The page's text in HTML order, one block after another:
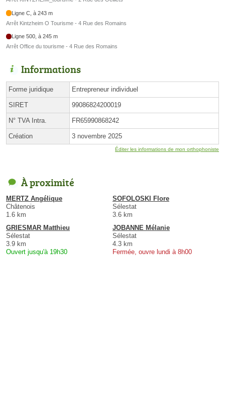
Ligne C, à 243 m
Arrêt Kintzheim O Tourisme - 4 Rue des Romains
Ligne 500, à 245 m
Arrêt Office du tourisme - 4 Rue des Romains
Informations
Forme juridique Entrepreneur individuel
SIRET 99086824200019
N° TVA Intra. FR65990868242
Création 3 novembre 2025
Éditer les informations de mon orthophoniste
À proximité
MERTZ Angélique
Châtenois
1.6 km
SOFOLOSKI Flore
Sélestat
3.6 km
GRIESMAR Matthieu
Sélestat
3.9 km
Ouvert jusqu'à 19h30
JOBANNE Mélanie
Sélestat
4.3 km
Fermée, ouvre lundi à 8h00